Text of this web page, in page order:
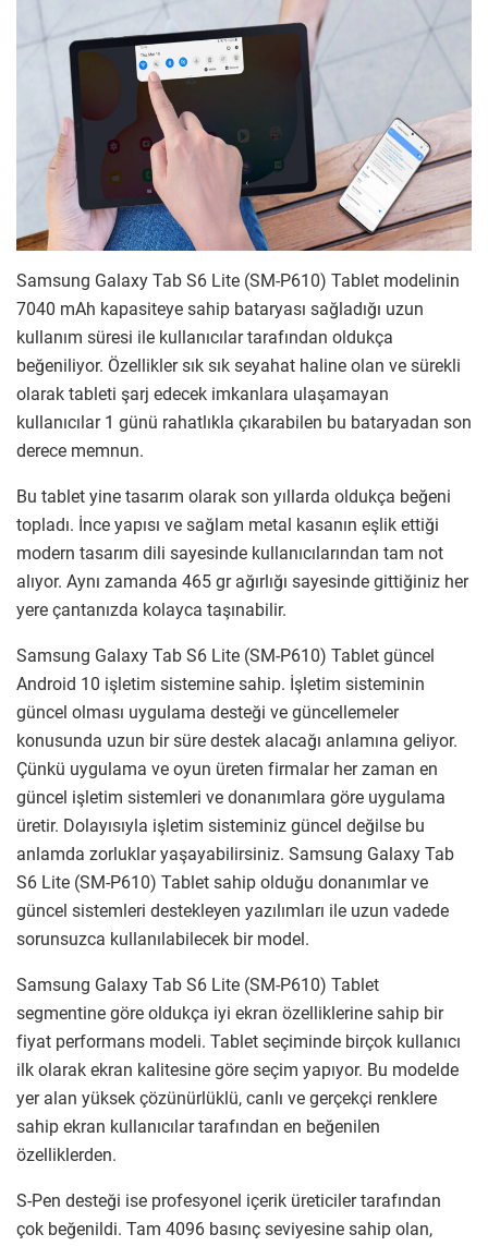
Samsung Galaxy Tab S6 Lite (SM-P610) Tablet modelinin
7040 mAh kapasiteye sahip bataryası sağladığı uzun
kullanım süresi ile kullanıcılar tarafından oldukça
beğeniliyor. Özellikler sık sık seyahat haline olan ve sürekli
olarak tableti şarj edecek imkanlara ulaşamayan
kullanıcılar 1 günü rahatlıkla çıkarabilen bu bataryadan son
derece memnun.
Bu tablet yine tasarım olarak son yıllarda oldukça beğeni
topladı. İnce yapısı ve sağlam metal kasanın eşlik ettiği
modern tasarım dili sayesinde kullanıcılarından tam not
alıyor. Aynı zamanda 465 gr ağırlığı sayesinde gittiğiniz her
yere çantanızda kolayca taşınabilir.
Samsung Galaxy Tab S6 Lite (SM-P610) Tablet güncel
Android 10 işletim sistemine sahip. İşletim sisteminin
güncel olması uygulama desteği ve güncellemeler
konusunda uzun bir süre destek alacağı anlamına geliyor.
Çünkü uygulama ve oyun üreten firmalar her zaman en
güncel işletim sistemleri ve donanımlara göre uygulama
üretir. Dolayısıyla işletim sisteminiz güncel değilse bu
anlamda zorluklar yaşayabilirsiniz. Samsung Galaxy Tab
S6 Lite (SM-P610) Tablet sahip olduğu donanımlar ve
güncel sistemleri destekleyen yazılımları ile uzun vadede
sorunsuzca kullanılabilecek bir model.
Samsung Galaxy Tab S6 Lite (SM-P610) Tablet
segmentine göre oldukça iyi ekran özelliklerine sahip bir
fiyat performans modeli. Tablet seçiminde birçok kullanıcı
ilk olarak ekran kalitesine göre seçim yapıyor. Bu modelde
yer alan yüksek çözünürlüklü, canlı ve gerçekçi renklere
sahip ekran kullanıcılar tarafından en beğenilen
özelliklerden.
S-Pen desteği ise profesyonel içerik üreticiler tarafından
çok beğenildi. Tam 4096 basınç seviyesine sahip olan,